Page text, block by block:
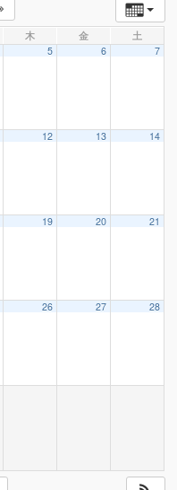
木 金 土
5 6 7
12 13 14
19 20 21
26 27 28